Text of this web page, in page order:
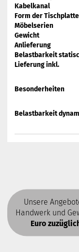
Kabelkanal
Form der Tischplatte
Möbelserien
Gewicht
Anlieferung
Belastbarkeit
Lieferung inkl.
Besonderheiten
Belastbarkeit
Unsere
Handwerk und
Euro